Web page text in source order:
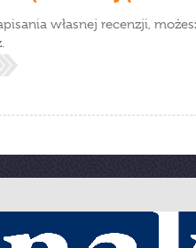
własnej recenzji,